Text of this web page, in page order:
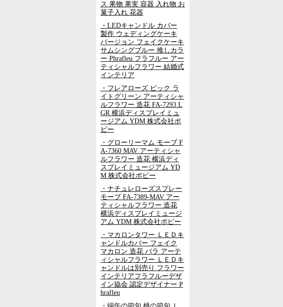
ス 果物 果実 容器 入れ物 お
菓子入れ 花器
・LEDキャンドル カバー
製作 ウェディングケーキ
バージョン フェイクケーキ
サムシングブルー 推しカラ
ー Phrafleu フラフルー アー
ティシャルフラワー 結婚式
インテリア
・フレアローズ ピック ラ
イトグリーン アーティシャ
ルフラワー 造花 FA-7293 L
GR 横浜ディスプレイミュ
ージアム YDM 株式会社ポ
ピー
・グローリーマム モーブ F
A-7360 MAV アーティシャ
ルフラワー 造花 横浜ディ
スプレイミュージアム YD
M 株式会社ポピー
・ナチュレローズスプレー
モーブ FA-7389-MAV アー
ティシャルフラワー 造花
横浜ディスプレイミュージ
アム YDM 株式会社ポピー
・マカロンタワー ＬＥＤキ
ャンドルカバー フェイク
マカロン 造花 バラ アーテ
ィシャルフラワー ＬＥＤキ
ャンドルは別売り フラワー
インテリアフラフルーデザ
イン協会 認定デザイナー P
hrafleu